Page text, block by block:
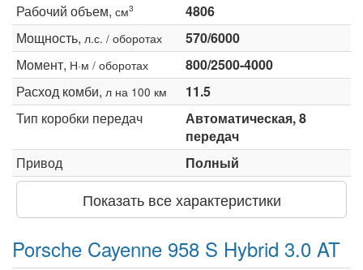
Рабочий объем, см3
4806
Мощность, л.с. / оборотах
570/6000
Момент, Н·м / оборотах
800/2500-4000
Расход комби, л на 100 км
11.5
Тип коробки передач
Автоматическая, 8
передач
Привод
Полный
Показать все характеристики
Porsche Cayenne 958 S Hybrid 3.0 AT